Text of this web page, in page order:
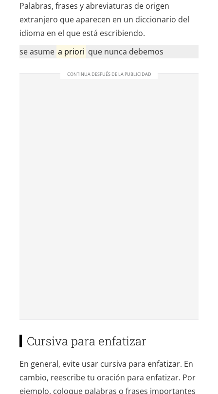
Palabras, frases y abreviaturas de origen
extranjero que aparecen en un diccionario del
idioma en el que está escribiendo.
se asume a priori que nunca debemos
Cursiva para enfatizar
En general, evite usar cursiva para enfatizar. En
cambio, reescribe tu oración para enfatizar. Por
ejemplo, coloque palabras o frases importantes